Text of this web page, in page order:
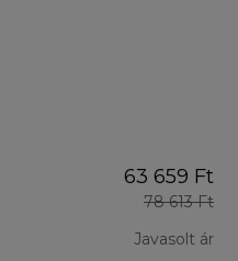
63 659 Ft
78 613 Ft
Javasolt ár